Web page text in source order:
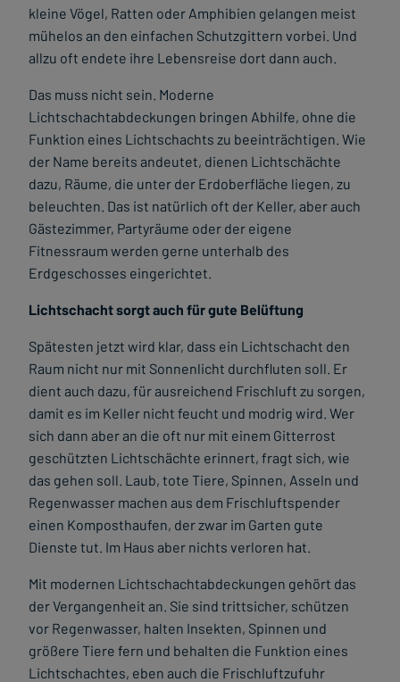
kleine Vögel, Ratten oder Amphibien gelangen meist
mühelos an den einfachen Schutzgittern vorbei. Und
allzu oft endete ihre Lebensreise dort dann auch.
Das muss nicht sein. Moderne
Lichtschachtabdeckungen bringen Abhilfe, ohne die
Funktion eines Lichtschachts zu beeinträchtigen. Wie
der Name bereits andeutet, dienen Lichtschächte
dazu, Räume, die unter der Erdoberfläche liegen, zu
beleuchten. Das ist natürlich oft der Keller, aber auch
Gästezimmer, Partyräume oder der eigene
Fitnessraum werden gerne unterhalb des
Erdgeschosses eingerichtet.
Lichtschacht sorgt auch für gute Belüftung
Spätesten jetzt wird klar, dass ein Lichtschacht den
Raum nicht nur mit Sonnenlicht durchfluten soll. Er
dient auch dazu, für ausreichend Frischluft zu sorgen,
damit es im Keller nicht feucht und modrig wird. Wer
sich dann aber an die oft nur mit einem Gitterrost
geschützten Lichtschächte erinnert, fragt sich, wie
das gehen soll. Laub, tote Tiere, Spinnen, Asseln und
Regenwasser machen aus dem Frischluftspender
einen Komposthaufen, der zwar im Garten gute
Dienste tut. Im Haus aber nichts verloren hat.
Mit modernen Lichtschachtabdeckungen gehört das
der Vergangenheit an. Sie sind trittsicher, schützen
vor Regenwasser, halten Insekten, Spinnen und
größere Tiere fern und behalten die Funktion eines
Lichtschachtes, eben auch die Frischluftzufuhr